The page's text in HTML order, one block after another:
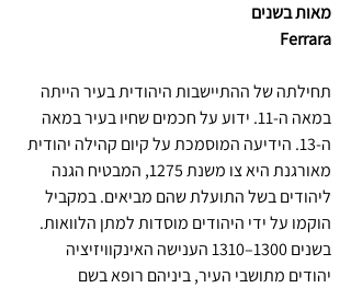
מאות בשנים
Ferrara
תחילתה של ההתיישבות היהודית בעיר הייתה
במאה ה-11. ידוע על חכמים שחיו בעיר במאה
ה-13. הידיעה המוסמכת על קיום קהילה יהודית
מאורגנת היא צו משנת 1275, המבטיח הגנה
ליהודים בשל התועלת שהם מביאים. במקביל
הוקמו על ידי היהודים מוסדות למתן הלוואות.
בשנים 1300–1310 הענישה האינקוויזיציה
יהודים מתושבי העיר, ביניהם רופא בשם